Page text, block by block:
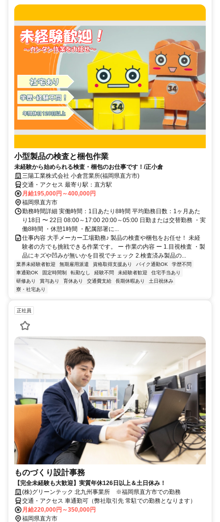
小型製品の検査と梱包作業
未経験から始められる検査・梱包のお仕事です！/正小倉
三陽工業株式会社 小倉営業所(福岡県直方市)
交通・アクセス 最寄り駅：直方駅
月給195,000円～400,000円
福岡県直方市
勤務時間詳細 実働時間：1日あたり8時間 平均勤務日数：1ヶ月あた
り18日 〜 22日 08:00～17:00 20:00～05:00 日勤または交替勤務 ・実
働8時間 ・休憩1時間 ・配属部署に...
仕事内容 大手メーカー工場勤務♪ 製品の検査や梱包をお任せ！ 未経
験者の方でも挑戦できる作業です。 ー 作業の内容 ー 1.目視検査 ・製
品にキズや凹みが無いかを目視でチェック 2.検査済み製品の...
業界未経験者歓迎 無期雇用派遣 資格取得支援あり バイク通勤OK
学歴不問
車通勤OK
固定時間制 転勤なし 経験不問 未経験者歓迎
住宅手当あり
研修あり
賞与あり 育休あり 交通費支給 長期休暇あり
土日祝休み
寮・社宅あり
正社員
ものづくり設計事務
【完全未経験も大歓迎】実質年休126日以上＆土日休み！
(株)グリーンテック 北九州事業所 ※福岡県直方市での勤務
交通・アクセス 車通勤可（弊社取引先 常駐での勤務となります）
月給220,000円～350,000円
福岡県直方市